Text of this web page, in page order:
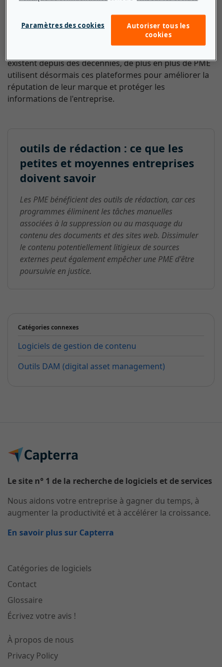
Information Act). Les outils de rédaction peuvent
supprimer le texte et les images d'un document, ainsi
que des mots et des phrases spécifiques d'un site web,
afin que les informations n'apparaissent pas dans les
existent depuis des décennies, de plus en plus de PME
utilisent désormais ces plateformes pour améliorer la
réputation de leur marque et protéger les
informations de l'entreprise.
outils de rédaction : ce que les
petites et moyennes entreprises
doivent savoir
Les PME bénéficient des outils de rédaction, car ces
programmes éliminent les tâches manuelles
associées à la suppression ou au masquage du
contenu des documents et des sites web. Dissimuler
le contenu potentiellement litigieux de sources
externes peut également empêcher une PME d'être
poursuivie en justice.
Catégories connexes
Logiciels de gestion de contenu
Outils DAM (digital asset management)
Le site n° 1 de la recherche de logiciels et de services
Nous aidons votre entreprise à gagner du temps, à
augmenter la productivité et à accélérer la croissance.
En savoir plus sur Capterra
Catégories de logiciels
Contact
Glossaire
Écrivez votre avis !
À propos de nous
Privacy Policy
Autoriser tous les
cookies
Paramètres des cookies